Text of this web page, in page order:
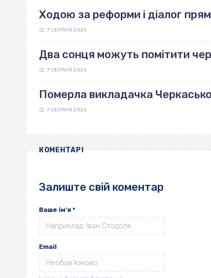
Ходою за реформи і діалог
7 СЕРПНЯ 2026
Два сонця можуть помітити
7 СЕРПНЯ 2026
Померла викладачка
7 СЕРПНЯ 2026
КОМЕНТАРІ
Залиште свій коментар
Ваше ім'я *
Email